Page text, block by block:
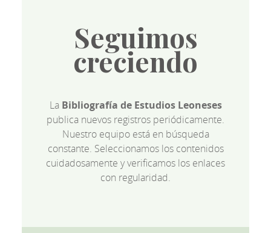
Seguimos
creciendo
La Bibliografía de Estudios Leoneses
publica nuevos registros periódicamente.
Nuestro equipo está en búsqueda
constante. Seleccionamos los contenidos
cuidadosamente y verificamos los enlaces
con regularidad.